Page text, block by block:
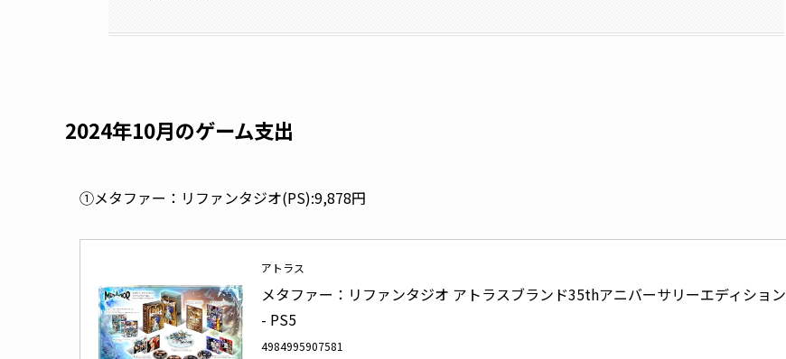
2024年10月のゲーム支出
①メタファー：リファンタジオ(PS):9,878円
アトラス
メタファー：リファンタジオ アトラスブランド35thアニバーサリーエディション
- PS5
4984995907581